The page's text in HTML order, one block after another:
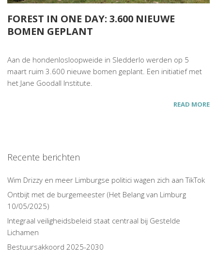
FOREST IN ONE DAY: 3.600 NIEUWE
BOMEN GEPLANT
Aan de hondenlosloopweide in Sledderlo werden op 5
maart ruim 3.600 nieuwe bomen geplant. Een initiatief met
het Jane Goodall Institute.
READ MORE
Recente berichten
Wim Drizzy en meer Limburgse politici wagen zich aan TikTok
Ontbijt met de burgemeester (Het Belang van Limburg
10/05/2025)
Integraal veiligheidsbeleid staat centraal bij Gestelde
Lichamen
Bestuursakkoord 2025-2030